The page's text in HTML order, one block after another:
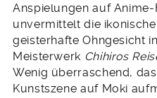
Anspielungen auf
unvermittelt die
geisterhafte Ohngesicht
Meisterwerk Chihiros
Wenig überraschend,
Kunstszene auf Moki